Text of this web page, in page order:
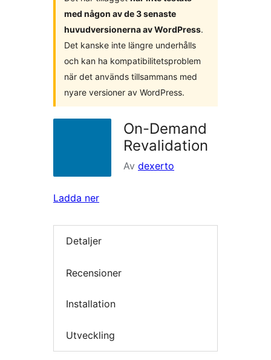
med någon av de 3 senaste
huvudversionerna av WordPress.
Det kanske inte längre underhålls
och kan ha kompatibilitetsproblem
när det används tillsammans med
nyare versioner av WordPress.
On-Demand
Revalidation
Av dexerto
Ladda ner
Detaljer
Recensioner
Installation
Utveckling